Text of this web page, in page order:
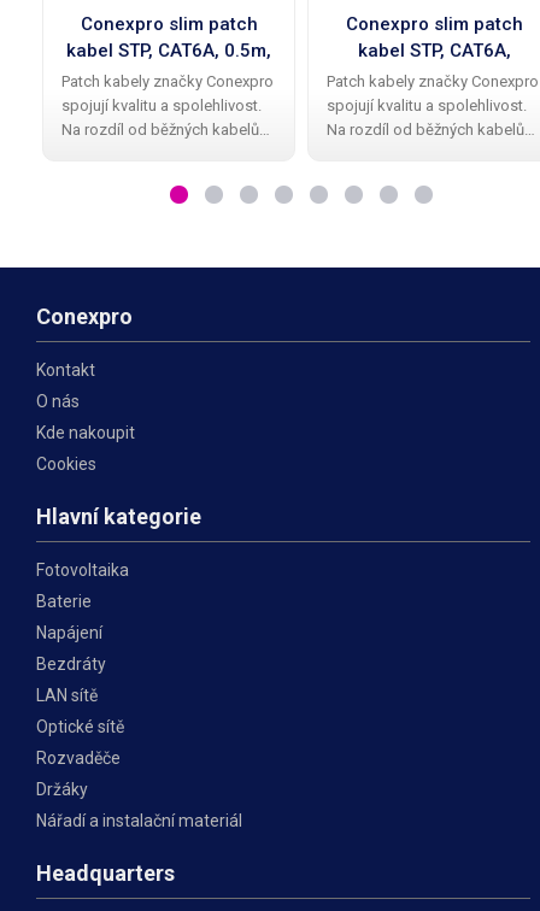
Conexpro slim patch
kabel STP, CAT6A, 0.5m,
červený
Patch kabely značky Conexpro
spojují kvalitu a spolehlivost.
Na rozdíl od běžných kabelů
ochrannou krytku proti
Conexpro slim patch
kabel STP, CAT6A,
0.25m, šedý
Patch kabely značky Conexpro
spojují kvalitu a spolehlivost.
Na rozdíl od běžných kabelů
ochrannou krytku proti
Conexpro
Kontakt
O nás
Kde nakoupit
Cookies
Hlavní kategorie
Fotovoltaika
Baterie
Napájení
Bezdráty
LAN sítě
Optické sítě
Rozvaděče
Držáky
Nářadí a instalační materiál
Headquarters